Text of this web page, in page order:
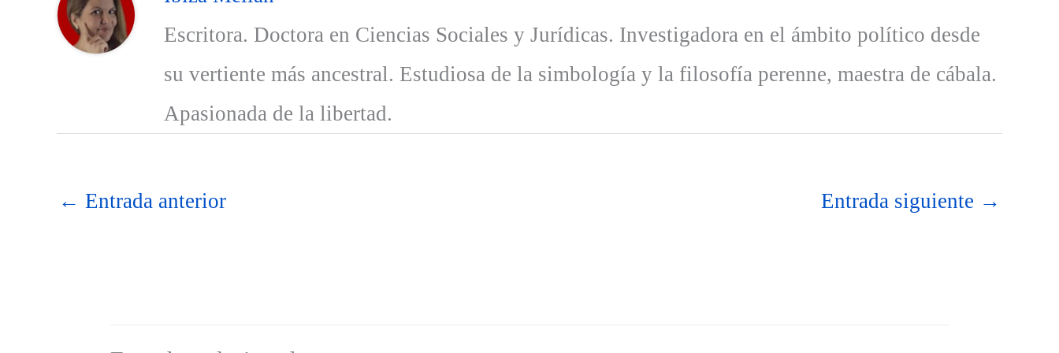
Escritora. Doctora en Ciencias Sociales y Jurídicas. Investigadora en el ámbito político desde
su vertiente más ancestral. Estudiosa de la simbología y la filosofía perenne, maestra de cábala.
Apasionada de la libertad.
← Entrada anterior Entrada siguiente →